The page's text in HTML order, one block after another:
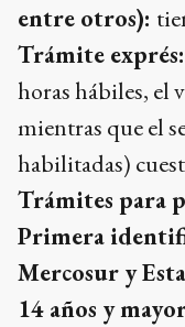
entre otros):
Trámite exprés:
horas hábiles, el
mientras que el
habilitadas)
Trámites para
Primera
Mercosur y
14 años y